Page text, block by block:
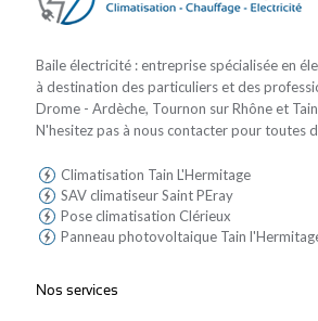
Baile électricité : entreprise spécialisée en
à destination des particuliers et des
Drome - Ardèche, Tournon sur Rhône et
N'hesitez pas à nous contacter pour toutes
Climatisation Tain L'Hermitage
SAV climatiseur Saint PEray
Pose climatisation Clérieux
Panneau photovoltaique Tain
Nos services